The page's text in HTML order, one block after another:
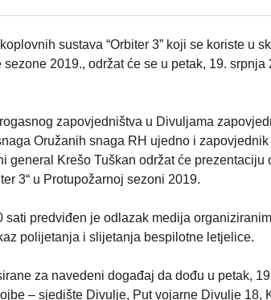
sustava “Orbiter 3” koji se koriste u
2019., održat će se u petak, 19. srpnja
zapovjedništva u Divuljama
Oružanih snaga RH ujedno i
general Krešo Tuškan održat će prezentaciju
3“ u Protupožarnoj sezoni 2019.
sati predviđen je odlazak medija
polijetanja i slijetanja bespilotne letjelice.
za navedeni događaj da dođu u petak,
– sjedište Divulje, Put vojarne Divulje 18,